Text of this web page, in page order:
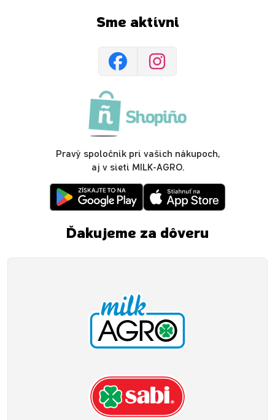
Sme aktívni
Pravý spoločník pri vašich nákupoch,
aj v sieti MILK-AGRO.
Ďakujeme za dôveru